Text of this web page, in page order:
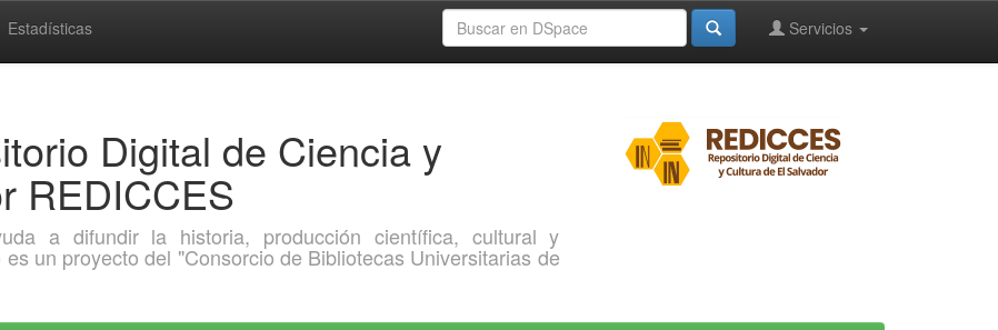
Estadísticas Servicios
Digital de Ciencia y
REDICCES
a difundir la historia, producción científica, cultural y
un proyecto del "Consorcio de Bibliotecas Universitarias de